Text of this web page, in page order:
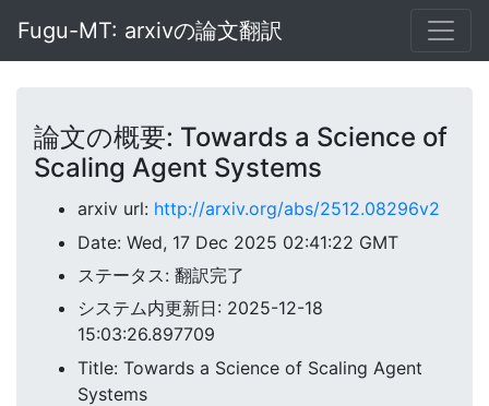
Fugu-MT: arxivの論文翻訳
論文の概要: Towards a Science of
Scaling Agent Systems
arxiv url: http://arxiv.org/abs/2512.08296v2
Date: Wed, 17 Dec 2025 02:41:22 GMT
ステータス: 翻訳完了
システム内更新日: 2025-12-18
15:03:26.897709
Title: Towards a Science of Scaling Agent
Systems